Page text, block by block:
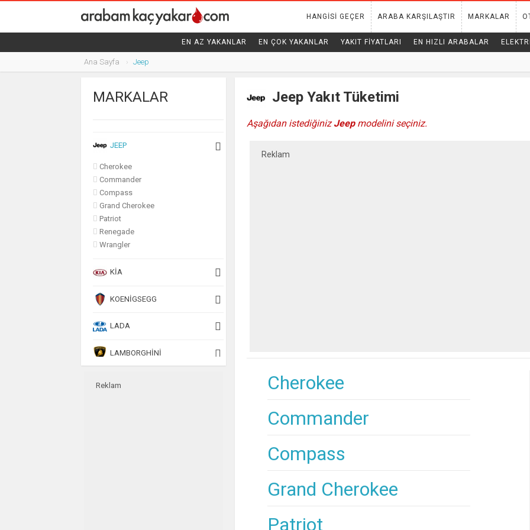
HANGISI GEÇER ARABA KARŞILAŞTIR MARKALAR
EN AZ YAKANLAR EN ÇOK YAKANLAR YAKIT FIYATLARI EN HIZLI ARABALAR
Ana Sayfa Jeep
MARKALAR
HUMMER
INFINITI
ISUZU
JEEP
Cherokee
Commander
Compass
Grand Cherokee
Patriot
Renegade
Wrangler
KIA
KOENIGSEGG
LADA
LAMBORGHINI
Reklam
Jeep Yakıt Tüketimi
Aşağıdan istediğinizJeepmodelini seçiniz.
Reklam
Cherokee
Commander
Compass
Grand Cherokee
Patriot